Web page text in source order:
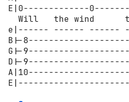
E|0-------------
Will   the wind
e|------ ------ ------
B|-
G|-
D|-